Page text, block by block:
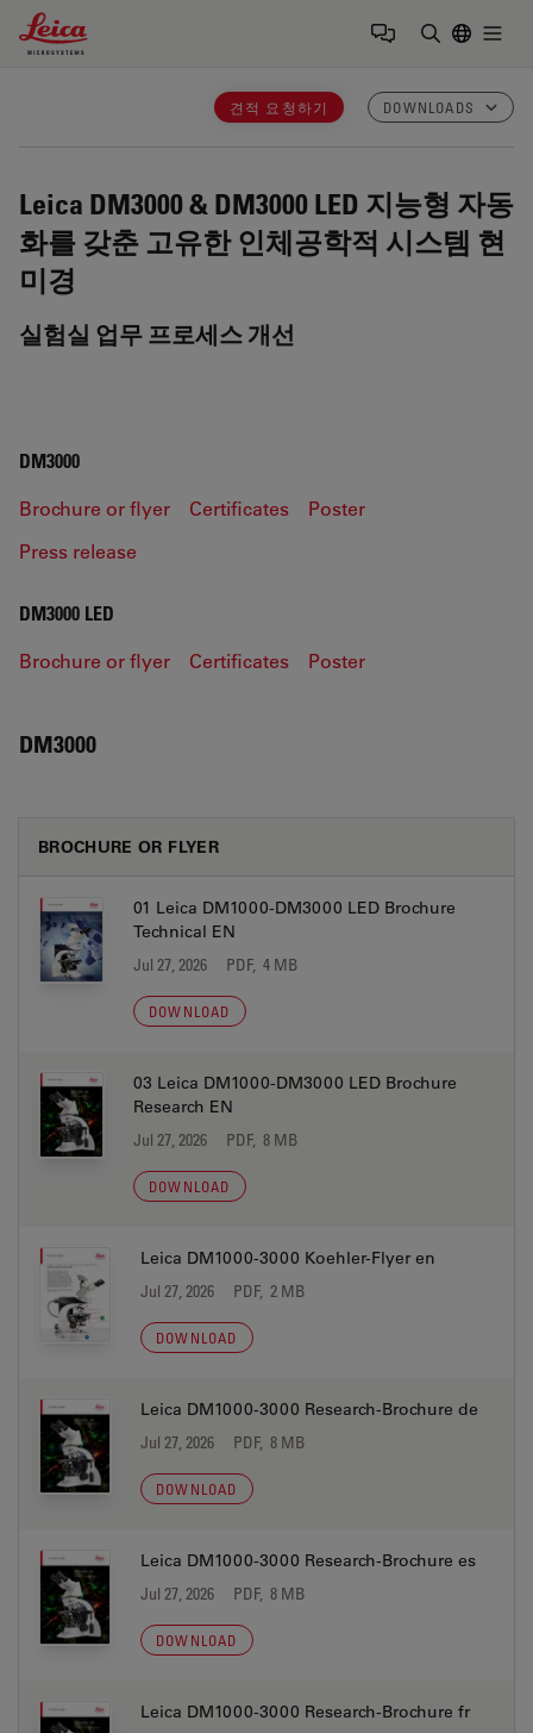
Leica Microsystems Logo
견적 요청하기 DOWNLOADS
Leica DM3000 & DM3000 LED 지능형 자동
화를 갖춘 고유한 인체공학적 시스템 현
미경
실험실 업무 프로세스 개선
DM3000
Brochure or flyer Certificates
Poster
Press release
DM3000 LED
Brochure or flyer Certificates Poster
DM3000
BROCHURE OR FLYER
01 Leica DM1000-DM3000 LED Brochure
Technical EN
Jul 27, 2026 PDF, 4 MB
DOWNLOAD
03 Leica DM1000-DM3000 LED Brochure
Research EN
Jul 27, 2026 PDF, 8 MB
DOWNLOAD
Leica DM1000-3000 Koehler-Flyer en
Jul 27, 2026 PDF, 2 MB
DOWNLOAD
Leica DM1000-3000 Research-Brochure de
Jul 27, 2026 PDF, 8 MB
DOWNLOAD
Leica DM1000-3000 Research-Brochure es
Jul 27, 2026 PDF, 8 MB
DOWNLOAD
Leica DM1000-3000 Research-Brochure fr